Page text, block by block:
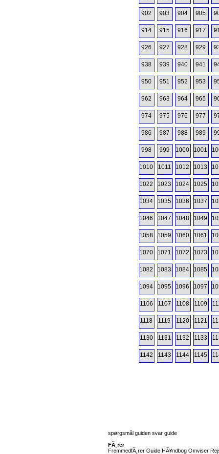
902 903 904 905
914 915 916 917
926 927 928 929
938 939 940 941
950 951 952 953
962 963 964 965
974 975 976 977
986 987 988 989
998 999 1000 1001
1010 1011 1012 1013
1022 1023 1024 1025
1034 1035 1036 1037
1046 1047 1048 1049
1058 1059 1060 1061
1070 1071 1072 1073
1082 1083 1084 1085
1094 1095 1096 1097
1106 1107 1108 1109
1118 1119 1120 1121
1130 1131 1132 1133
1142 1143 1144 1145
spørgsmål guiden svar guide
FÃ¸rer
FremmedfÃ¸rer Guide HÃ¥ndbog Omviser